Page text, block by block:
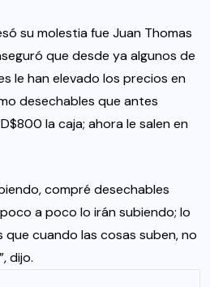
su molestia fue Juan Thomas
que desde ya algunos de
le han elevado los precios en
desechables que antes
la caja; ahora le salen en
compré desechables
a poco lo irán subiendo; lo
que cuando las cosas suben, no
dijo.